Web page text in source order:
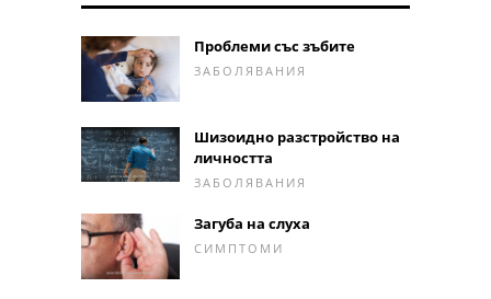
Проблеми със зъбите
ЗАБОЛЯВАНИЯ
Шизоидно разстройство на
личността
ЗАБОЛЯВАНИЯ
Загуба на слуха
СИМПТОМИ